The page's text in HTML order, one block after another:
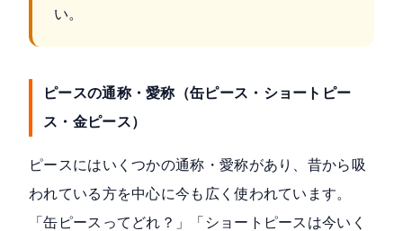
い。
ピースの通称・愛称（缶ピース・ショートピー
ス・金ピース）
ピースにはいくつかの通称・愛称があり、昔から吸
われている方を中心に今も広く使われています。
「缶ピースってどれ？」「ショートピースは今いく